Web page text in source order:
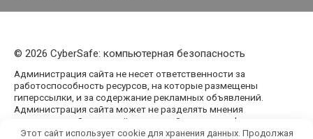
© 2026 CyberSafe: компьютерная безопасность
Администрация сайта не несет ответственности за
работоспособность ресурсов, на которые размещены
гиперссылки, и за содержание рекламных объявлений.
Администрация сайта может не разделять мнения
авторов статей, размещённых на сайте agencypark.ru.
Этот сайт использует cookie для хранения данных. Продолжая